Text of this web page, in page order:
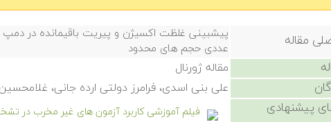
مقاله
پیشبینی غلظت اکسیژن و پیریت باقیمانده در
عددی حجم های محدود
مقاله ژورنال
علی بنی اسدی، فرامرز دولتی ارده جانی،
پیشنهادی
فیلم آموزشی کاربرد آزمون های غیر مخرب در